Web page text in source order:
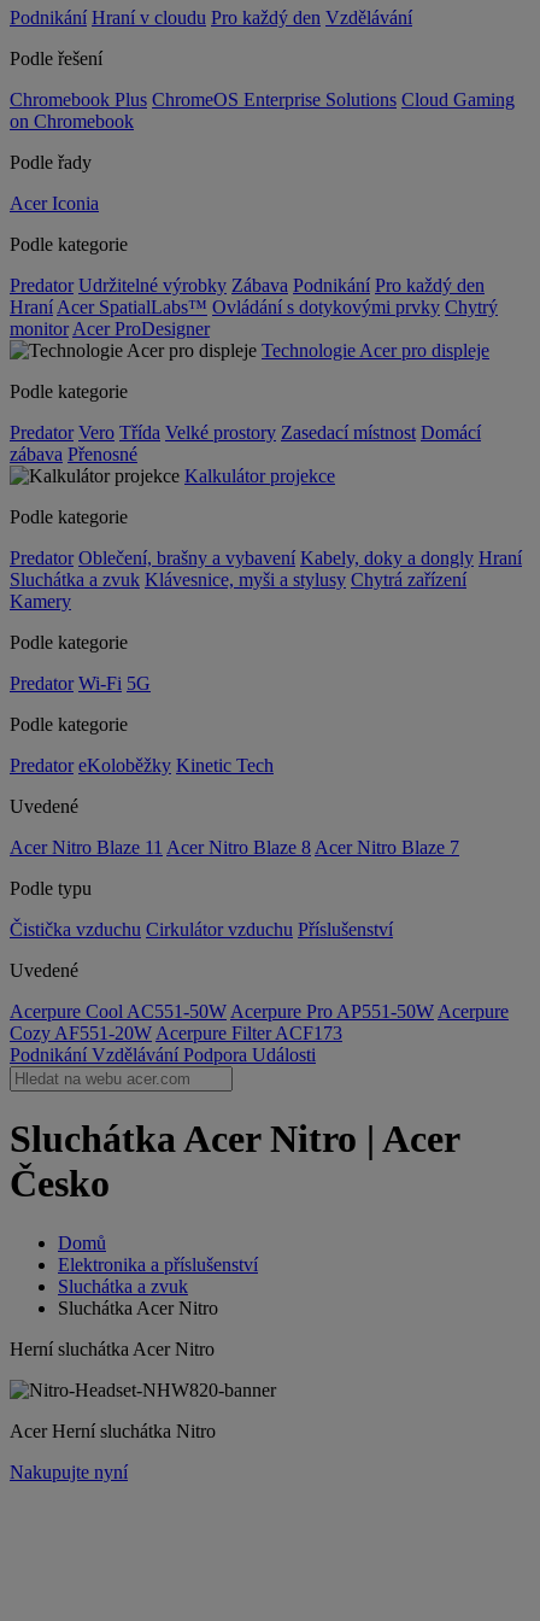
Podnikání Hraní v cloudu Pro každý den Vzdělávání
Podle řešení
Chromebook Plus ChromeOS Enterprise Solutions Cloud Gaming
on Chromebook
Podle řady
Acer Iconia
Podle kategorie
Predator Udržitelné výrobky Zábava Podnikání Pro každý den
Hraní Acer SpatialLabs™ Ovládání s dotykovými prvky Chytrý
monitor Acer ProDesigner
Technologie Acer pro displeje
Podle kategorie
Predator Vero Třída Velké prostory Zasedací místnost Domácí
zábava Přenosné
Kalkulátor projekce
Podle kategorie
Predator Oblečení, brašny a vybavení Kabely, doky a dongly Hraní
Sluchátka a zvuk Klávesnice, myši a stylusy Chytrá zařízení
Kamery
Podle kategorie
Predator Wi-Fi 5G
Podle kategorie
Predator eKoloběžky Kinetic Tech
Uvedené
Acer Nitro Blaze 11 Acer Nitro Blaze 8 Acer Nitro Blaze 7
Podle typu
Čistička vzduchu Cirkulátor vzduchu Příslušenství
Uvedené
Acerpure Cool AC551-50W Acerpure Pro AP551-50W Acerpure
Cozy AF551-20W Acerpure Filter ACF173
Podnikání Vzdělávání Podpora Události
Sluchátka Acer Nitro | Acer
Česko
Domů
Elektronika a příslušenství
Sluchátka a zvuk
Sluchátka Acer Nitro
Herní sluchátka Acer Nitro
Acer Herní sluchátka Nitro
Nakupujte nyní